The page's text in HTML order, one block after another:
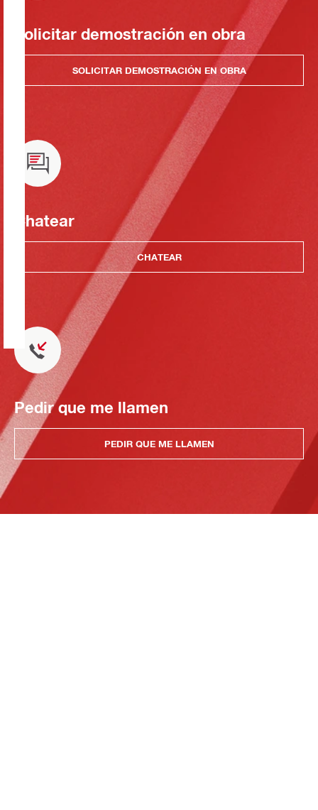
Solicitar demostración en obra
SOLICITAR DEMOSTRACIÓN EN OBRA
Chatear
CHATEAR
Pedir que me llamen
PEDIR QUE ME LLAMEN